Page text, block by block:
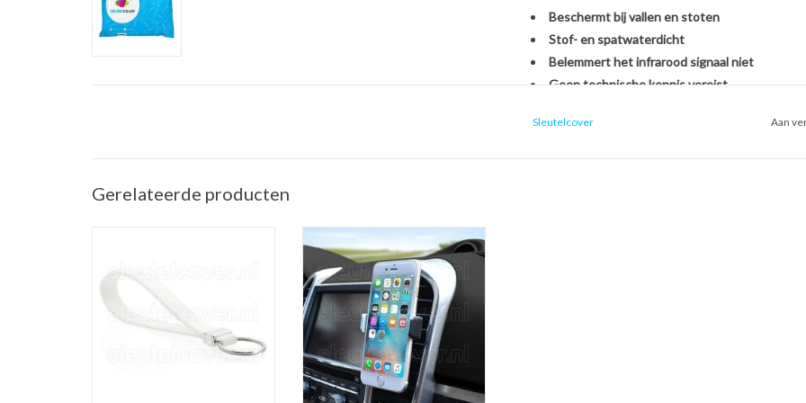
Beschermt bij vallen en stoten
Stof- en spatwaterdicht
Belemmert het infrarood signaal niet
Geen technische kennis vereist
Sleutelcover Aan
Gerelateerde producten
Telefoonhouder ventilatierooster
(Universele telefoon houder voor
in de auto)
TOEVOEGEN AAN WINKELWAGEN